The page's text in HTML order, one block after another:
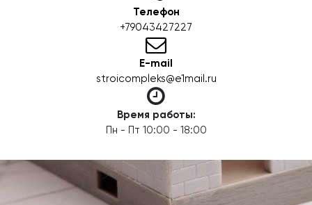
Телефон
+79043427227
E-mail
stroicompleks@e1mail.ru
Время работы:
Пн - Пт 10:00 - 18:00